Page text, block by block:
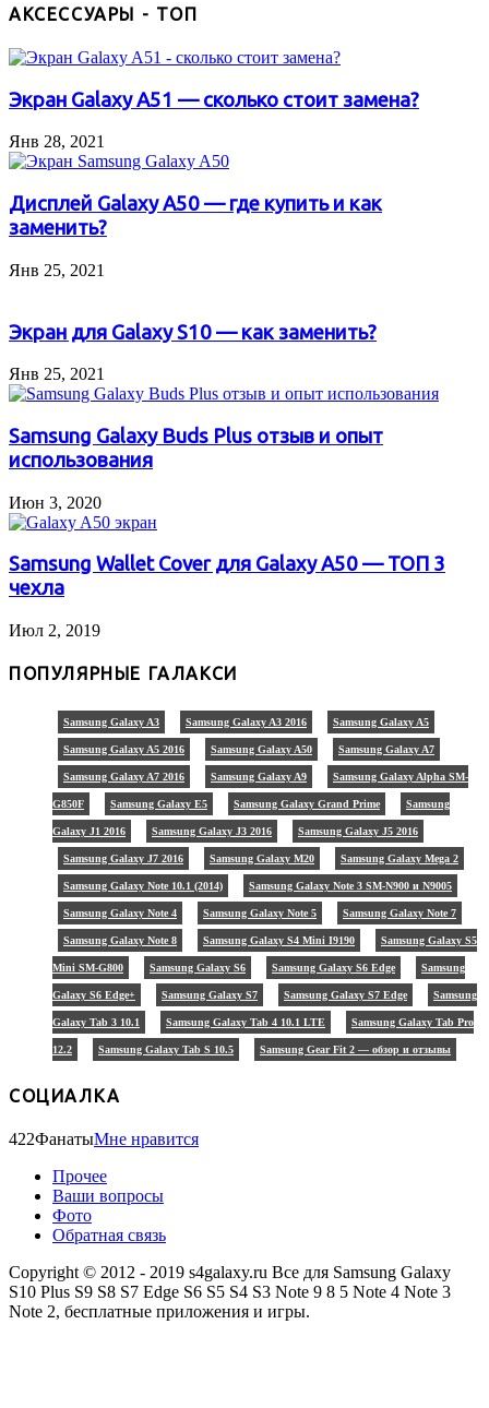
АКСЕССУАРЫ - ТОП
Экран Galaxy A51 — сколько стоит замена?
Янв 28, 2021
Дисплей Galaxy A50 — где купить и как
заменить?
Янв 25, 2021
Экран для Galaxy S10 — как заменить?
Янв 25, 2021
Samsung Galaxy Buds Plus отзыв и опыт
использования
Июн 3, 2020
Samsung Wallet Cover для Galaxy A50 — ТОП 3
чехла
Июл 2, 2019
ПОПУЛЯРНЫЕ ГАЛАКСИ
Samsung Galaxy A3 Samsung Galaxy A3 2016 Samsung Galaxy A5
Samsung Galaxy A5 2016 Samsung Galaxy A50 Samsung Galaxy A7
Samsung Galaxy A7 2016 Samsung Galaxy A9 Samsung Galaxy Alpha SM-
G850F Samsung Galaxy E5 Samsung Galaxy Grand Prime Samsung
Galaxy J1 2016 Samsung Galaxy J3 2016 Samsung Galaxy J5 2016
Samsung Galaxy J7 2016 Samsung Galaxy M20 Samsung Galaxy Mega 2
Samsung Galaxy Note 10.1 (2014) Samsung Galaxy Note 3 SM-N900 и N9005
Samsung Galaxy Note 4 Samsung Galaxy Note 5 Samsung Galaxy Note 7
Samsung Galaxy Note 8 Samsung Galaxy S4 Mini I9190 Samsung Galaxy S5
Mini SM-G800 Samsung Galaxy S6 Samsung Galaxy S6 Edge Samsung
Galaxy S6 Edge+ Samsung Galaxy S7 Samsung Galaxy S7 Edge Samsung
Galaxy Tab 3 10.1 Samsung Galaxy Tab 4 10.1 LTE Samsung Galaxy Tab Pro
12.2 Samsung Galaxy Tab S 10.5 Samsung Gear Fit 2 — обзор и отзывы
СОЦИАЛКА
422ФанатыМне нравится
Прочее
Ваши вопросы
Фото
Обратная связь
Copyright © 2012 - 2019 s4galaxy.ru Все для Samsung Galaxy
S10 Plus S9 S8 S7 Edge S6 S5 S4 S3 Note 9 8 5 Note 4 Note 3
Note 2, бесплатные приложения и игры.